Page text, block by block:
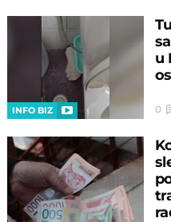
INFO BIZ
u
0